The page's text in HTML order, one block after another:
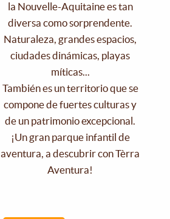
la Nouvelle-Aquitaine es tan
diversa como sorprendente.
Naturaleza, grandes espacios,
ciudades dinámicas, playas
míticas...
También es un territorio que se
compone de fuertes culturas y
de un patrimonio excepcional.
¡Un gran parque infantil de
aventura, a descubrir con Tèrra
Aventura!